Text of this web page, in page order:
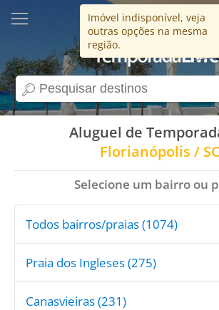
search
15 anos
Imóvel indisponível, veja
outras opções na mesma
região.
Aluguel de
Florianópolis / SC
Selecione um bairro ou
Todos bairros/praias (1074)
Praia dos Ingleses (275)
Canasvieiras (231)